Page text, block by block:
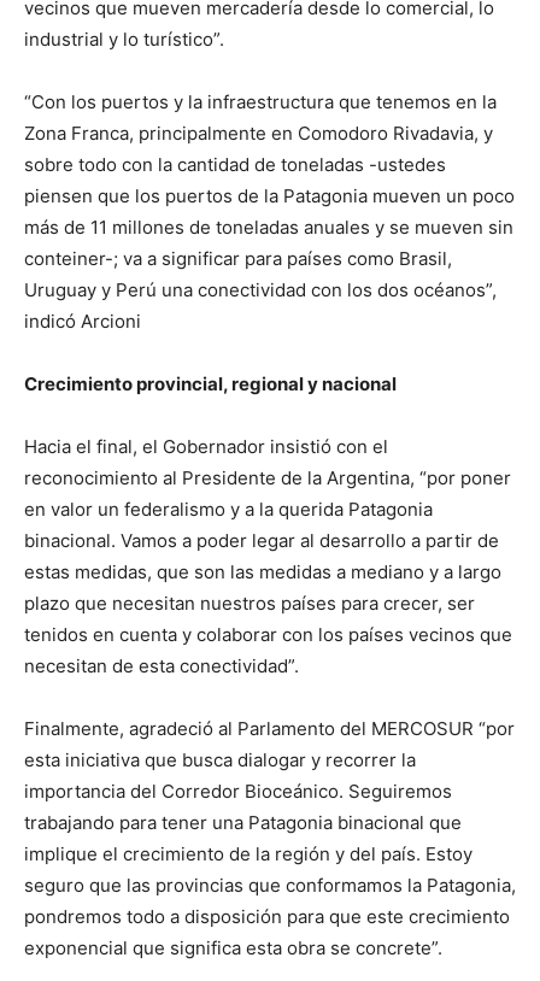
vecinos que mueven mercadería desde lo comercial, lo
industrial y lo turístico”.
“Con los puertos y la infraestructura que tenemos en la
Zona Franca, principalmente en Comodoro Rivadavia, y
sobre todo con la cantidad de toneladas -ustedes
piensen que los puertos de la Patagonia mueven un poco
más de 11 millones de toneladas anuales y se mueven sin
conteiner-; va a significar para países como Brasil,
Uruguay y Perú una conectividad con los dos océanos”,
indicó Arcioni
Crecimiento provincial, regional y nacional
Hacia el final, el Gobernador insistió con el
reconocimiento al Presidente de la Argentina, “por poner
en valor un federalismo y a la querida Patagonia
binacional. Vamos a poder legar al desarrollo a partir de
estas medidas, que son las medidas a mediano y a largo
plazo que necesitan nuestros países para crecer, ser
tenidos en cuenta y colaborar con los países vecinos que
necesitan de esta conectividad”.
Finalmente, agradeció al Parlamento del MERCOSUR “por
esta iniciativa que busca dialogar y recorrer la
importancia del Corredor Bioceánico. Seguiremos
trabajando para tener una Patagonia binacional que
implique el crecimiento de la región y del país. Estoy
seguro que las provincias que conformamos la Patagonia,
pondremos todo a disposición para que este crecimiento
exponencial que significa esta obra se concrete”.